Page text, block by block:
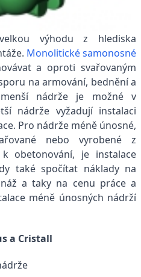
výhodu z hlediska
Monolitické samonosné
a oproti svařovaným
na armování, bednění a
nádrže je možné v
nádrže vyžadují instalaci
Pro nádrže méně únosné,
nebo vyrobené z
obetonování, je instalace
také spočítat náklady na
a taky na cenu práce a
méně únosných nádrží
a Cristall